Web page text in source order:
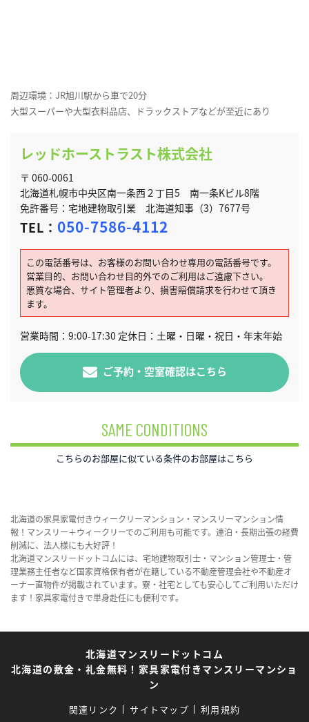
周辺環境：JR旭川駅から車で20分
大型スーパーや大型衣料品店、ドラックストアなどが至近にあり
レッドホーストラスト株式会社
〒 060-0061
北海道札幌市中央区南一条西２丁目5 南一条Kビル8階
免許番号：宅地建物取引業 北海道知事（3）7677号
TEL： 050-7586-4112
この電話番号は、お客様のお問い合わせ専用の電話番号です。
営業目的、お問い合わせ目的外でのご利用はご遠慮下さい。
悪質な場合、サイト管理者より、損害賠償請求を行わせて頂き
ます。
営業時間：9:00-17:30 定休日：土曜・日曜・祝日・年末年始
ご予約・空室確認はこちら
SAME CONDITIONS
こちらのお部屋に似ている条件のお部屋はこちら
北海道の家具家電付きウィークリーマンション・マンスリーマンション情
報！マンスリー＋ウィークリーでのご利用も可能です。連泊・長期出張の経費
削減に、法人様にも大好評！
北海道マンスリードットコムには、宅地建物取引士・マンション管理士・管
理業務主任者など国家資格保有者が在籍している不動産管理会社や不動産オ
ーナー直物件が掲載されています。寮・社宅としても安心してご利用いただけ
ます！家具家電付きで単身赴任にも便利です。
北海道マンスリードットコム
北海道の敷金・礼金無料！家具家電付きマンスリーマンショ
ン
関連リンク サイトマップ
利用規約